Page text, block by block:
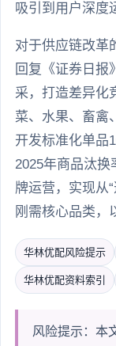
吸引到用户深度
对于供应链改革
回复《证券日报
采，打造差异化
菜、水果、畜禽
开发标准化单品
2025年商品汰换
牌运营，实现从
刚需核心品类，
华林优配风险提示
华林优配资料索引
风险提示：本